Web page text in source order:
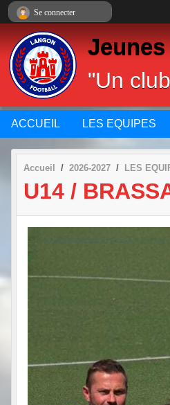
"Un
ACCUEIL LES EQUIPES
Accueil 2026-2027 LES
U14 /
Se connecter
Panneau de gestion des cookies